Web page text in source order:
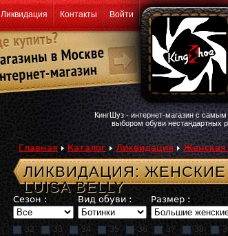
Ликвидация Контакты Войти
КингШуз - интернет-магазин с
выбором обуви нестандартных
Главная Каталог Ликвидация Женская
ЛИКВИДАЦИЯ:
LUISA BELLY
Сезон : Вид обуви : Размер :
32 33 34 35 36 37 38